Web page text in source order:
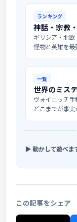
ランキング
神話・宗教
ギリシア・北
怪物と英雄を最
一覧
世界のミス
ヴォイニッチ手
どこまでが事実
▶ 動かして遊べま
この記事をシェア